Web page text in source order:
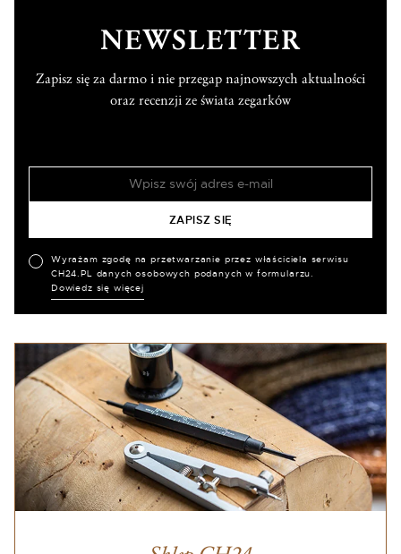
NEWSLETTER
Zapisz się za darmo i nie przegap najnowszych aktualności
oraz recenzji ze świata zegarków
Wyrażam zgodę na przetwarzanie przez właściciela serwisu
CH24.PL danych osobowych podanych w formularzu.
Dowiedz się więcej